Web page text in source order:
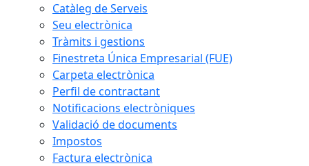
Catàleg de Serveis
Seu electrònica
Tràmits i gestions
Finestreta Única Empresarial (FUE)
Carpeta electrònica
Perfil de contractant
Notificacions electròniques
Validació de documents
Impostos
Factura electrònica